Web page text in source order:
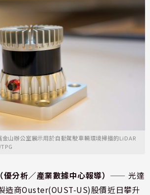
山辦公室展示用於自動駕駛車輛環境掃描的LiDAR
分析／產業數據中心報導） ⸺ 光達
造商Ouster(OUST-US)股價近日攀升